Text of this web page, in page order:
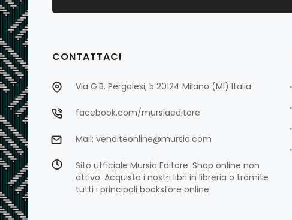
CONTATTACI
Via G.B. Pergolesi, 5 20124 Milano (MI) Italia
facebook.com/mursiaeditore
Mail: venditeonline@mursia.com
Sito ufficiale Mursia Editore. Shop online non
attivo. Acquista i nostri libri in libreria o tramite
tutti i principali bookstore online.